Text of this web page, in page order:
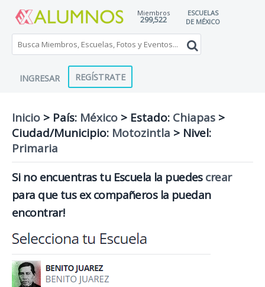
Miembros
299,522
ESCUELAS
DE MÉXICO
INGRESAR REGÍSTRATE
Inicio > País: México > Estado: Chiapas >
Ciudad/Municipio: Motozintla > Nivel:
Primaria
Si no encuentras tu Escuela la puedescrear
para que tus ex compañeros la puedan
encontrar!